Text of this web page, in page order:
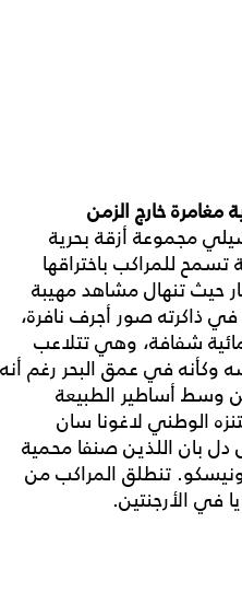
مغامرة خارج الزمن
مجموعة أزقة بحرية
تسمح للمراكب باختراقها
حيث تنهال مشاهد مهيبة
ذاكرته صور أجرف نافرة،
شفافة، وهي تتلاعب
وكأنه في عمق البحر رغم أنه
وسط أساطير الطبيعة
الوطني لاغونا سان
دل بان اللذين صنفا محمية
تنطلق المراكب من
في الأرجنتين.